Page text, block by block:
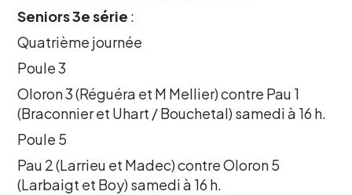
Seniors 3e série :
Quatrième journée
Poule 3
Oloron 3 (Réguéra et M Mellier) contre Pau 1
(Braconnier et Uhart / Bouchetal) samedi à 16 h.
Poule 5
Pau 2 (Larrieu et Madec) contre Oloron 5
(Larbaigt et Boy) samedi à 16 h.